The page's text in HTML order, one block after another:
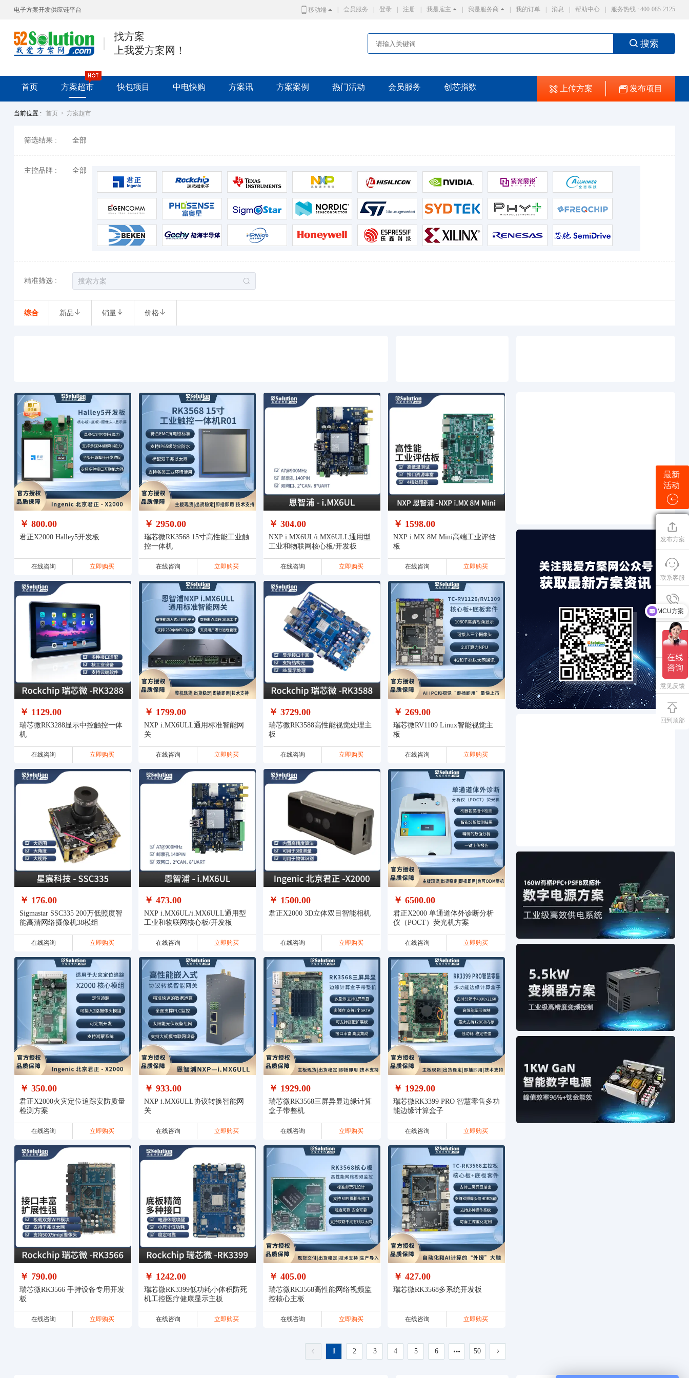
电子方案开发供应链平台 移动端 会员服务 登录 注册 我是雇主 我是服务商 我的订单 消息 帮助中心 服务热线 : 400-085-2125
找方案
上我爱方案网！
搜索
首页 方案超市 快包项目 中电快购 方案讯 方案案例 热门活动 会员服务 创芯指数 上传方案 发布项目
当前位置 : 首页 > 方案超市
筛选结果 : 全部
主控品牌 : 全部
精准筛选 :
综合 新品 销量 价格
￥ 800.00
君正X2000 Halley5开发板
在线咨询 立即购买
￥ 2950.00
瑞芯微RK3568 15寸高性能工业触
控一体机
在线咨询 立即购买
￥ 304.00
NXP i.MX6UL/i.MX6ULL通用型
工业和物联网核心板/开发板
在线咨询 立即购买
￥ 1598.00
NXP i.MX 8M Mini高端工业评估
板
在线咨询 立即购买
￥ 1129.00
瑞芯微RK3288显示中控触控一体
机
在线咨询 立即购买
￥ 1799.00
NXP i.MX6ULL通用标准智能网
关
在线咨询 立即购买
￥ 3729.00
瑞芯微RK3588高性能视觉处理主
板
在线咨询 立即购买
￥ 269.00
瑞芯微RV1109 Linux智能视觉主
板
在线咨询 立即购买
￥ 176.00
Sigmastar SSC335 200万低照度智
能高清网络摄像机38模组
在线咨询 立即购买
￥ 473.00
NXP i.MX6UL/i.MX6ULL通用型
工业和物联网核心板/开发板
在线咨询 立即购买
￥ 1500.00
君正X2000 3D立体双目智能相机
在线咨询 立即购买
￥ 6500.00
君正X2000 单通道体外诊断分析
仪（POCT）荧光机方案
在线咨询 立即购买
￥ 350.00
君正X2000火灾定位追踪安防质量
检测方案
在线咨询 立即购买
￥ 933.00
NXP i.MX6ULL协议转换智能网
关
在线咨询 立即购买
￥ 1929.00
瑞芯微RK3568三屏异显边缘计算
盒子带整机
在线咨询 立即购买
￥ 1929.00
瑞芯微RK3399 PRO 智慧零售多功
能边缘计算盒子
在线咨询 立即购买
￥ 790.00
瑞芯微RK3566 手持设备专用开发
板
在线咨询 立即购买
￥ 1242.00
瑞芯微RK3399低功耗小体积防死
机工控医疗健康显示主板
在线咨询 立即购买
￥ 405.00
瑞芯微RK3568高性能网络视频监
控核心主板
在线咨询 立即购买
￥ 427.00
瑞芯微RK3568多系统开发板
在线咨询 立即购买
1 2 3 4 5 6 50
最新
活动
发布方案
联系客服
联系方式
公众号
意见反馈
回到顶部
SoC方案